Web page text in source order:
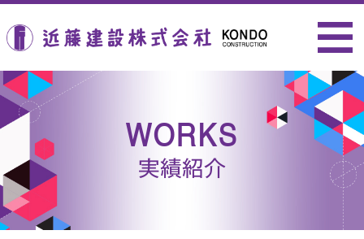
WORKS
実績紹介